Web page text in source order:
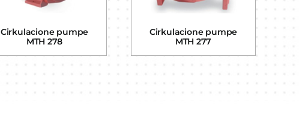
Cirkulacione pumpe
MTH 278
Cirkulacione pumpe
MTH 277